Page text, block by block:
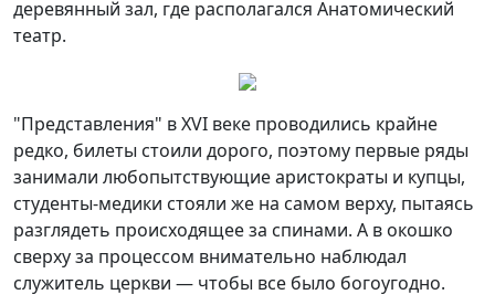
деревянный зал, где располагался Анатомический
театр.
"Представления" в XVI веке проводились крайне
редко, билеты стоили дорого, поэтому первые ряды
занимали любопытствующие аристократы и купцы,
студенты-медики стояли же на самом верху, пытаясь
разглядеть происходящее за спинами. А в окошко
сверху за процессом внимательно наблюдал
служитель церкви — чтобы все было богоугодно.